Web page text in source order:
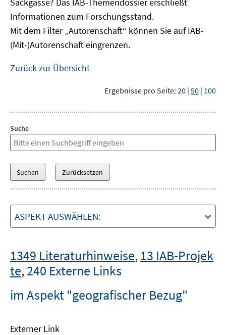
Informationen zum Forschungsstand.
Mit dem Filter „Autorenschaft“ können Sie auf IAB-
(Mit-)Autorenschaft eingrenzen.
Zurück zur Übersicht
Ergebnisse pro Seite: 20 | 50 | 100
Suche
ASPEKT AUSWÄHLEN:
1349 Literaturhinweise, 13 IAB-Projek
te,240 Externe Links
im Aspekt "geografischer Bezug"
Externer Link